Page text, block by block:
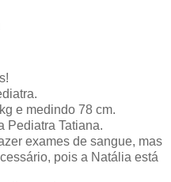
e medindo 78 cm.
Pediatra Tatiana.
exames de sangue, mas
pois a Natália está